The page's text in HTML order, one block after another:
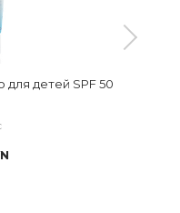
детей SPF 50